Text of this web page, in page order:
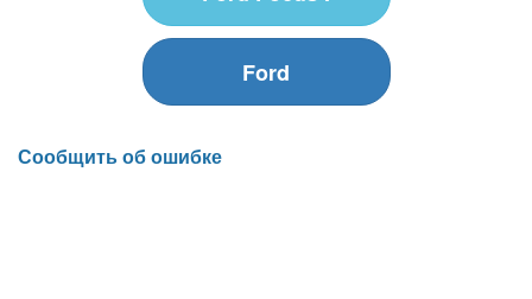
Ford
Сообщить об ошибке